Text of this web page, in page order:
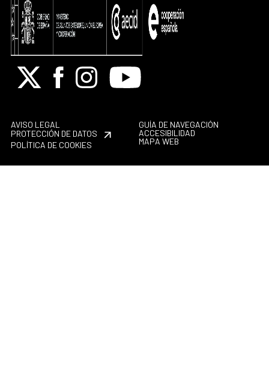
X FacebookInstagramYoutube
AVISO LEGAL
PROTECCIÓN DE DATOS
POLÍTICA DE COOKIES
GUÍA DE NAVEGACIÓN
ACCESIBILIDAD
MAPA WEB